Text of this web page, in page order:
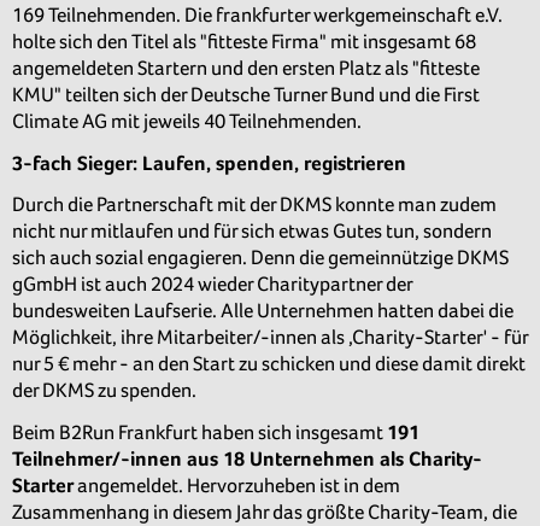
169 Teilnehmenden. Die frankfurter werkgemeinschaft e.V.
holte sich den Titel als "fitteste Firma" mit insgesamt 68
angemeldeten Startern und den ersten Platz als "fitteste
KMU" teilten sich der Deutsche Turner Bund und die First
Climate AG mit jeweils 40 Teilnehmenden.
3-fach Sieger: Laufen, spenden, registrieren
Durch die Partnerschaft mit der DKMS konnte man zudem
nicht nur mitlaufen und für sich etwas Gutes tun, sondern
sich auch sozial engagieren. Denn die gemeinnützige DKMS
gGmbH ist auch 2024 wieder Charitypartner der
bundesweiten Laufserie. Alle Unternehmen hatten dabei die
Möglichkeit, ihre Mitarbeiter/-innen als ‚Charity-Starter' - für
nur 5 € mehr - an den Start zu schicken und diese damit direkt
der DKMS zu spenden.
Beim B2Run Frankfurt haben sich insgesamt 191
Teilnehmer/-innen aus 18 Unternehmen als Charity-
Starterangemeldet. Hervorzuheben ist in dem
Zusammenhang in diesem Jahr das größte Charity-Team, die